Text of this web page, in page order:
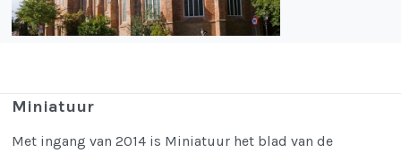
Miniatuur
Met ingang van 2014 is Miniatuur het blad van de